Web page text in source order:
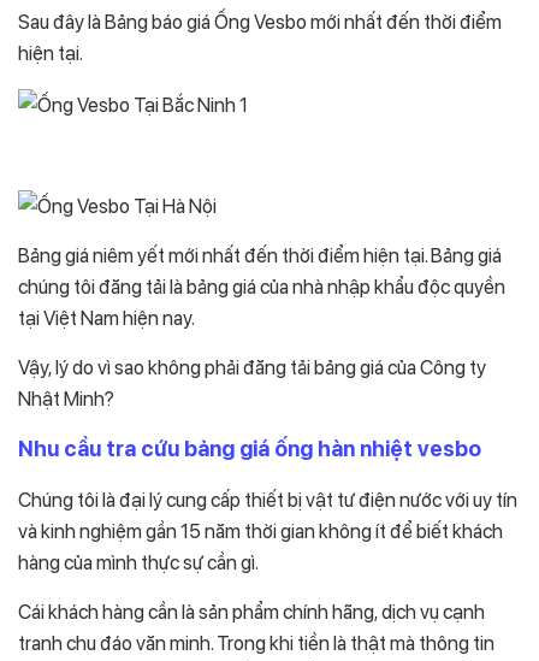
Sau đây là Bảng báo giá Ống Vesbo mới nhất đến thời điểm
hiện tại.
Bảng giá niêm yết mới nhất đến thời điểm hiện tại. Bảng giá
chúng tôi đăng tải là bảng giá của nhà nhập khẩu độc quyền
tại Việt Nam hiện nay.
Vậy, lý do vì sao không phải đăng tải bảng giá của Công ty
Nhật Minh?
Nhu cầu tra cứu bảng giá ống hàn nhiệt vesbo
Chúng tôi là đại lý cung cấp thiết bị vật tư điện nước với uy tín
và kinh nghiệm gần 15 năm thời gian không ít để biết khách
hàng của mình thực sự cần gì.
Cái khách hàng cần là sản phẩm chính hãng, dịch vụ cạnh
tranh chu đáo văn minh. Trong khi tiền là thật mà thông tin